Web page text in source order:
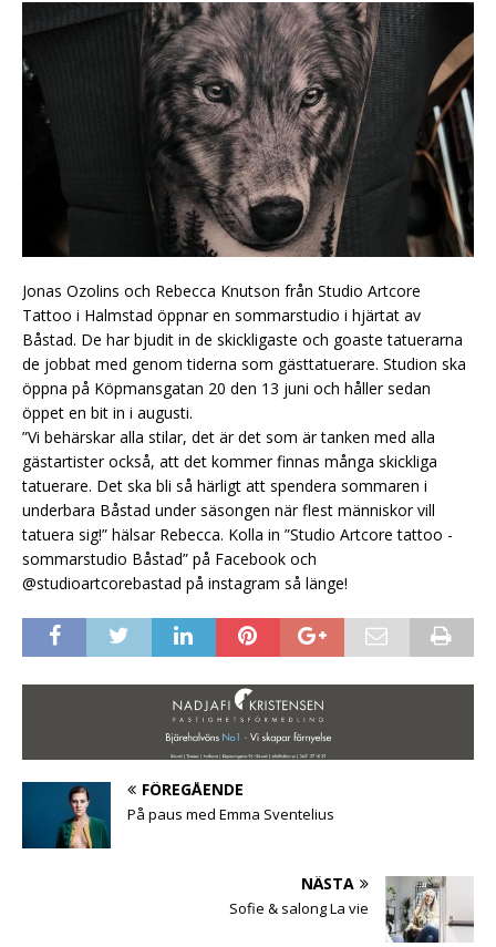
Jonas Ozolins och Rebecca Knutson från Studio Artcore
Tattoo i Halmstad öppnar en sommarstudio i hjärtat av
Båstad. De har bjudit in de skickligaste och goaste tatuerarna
de jobbat med genom tiderna som gästtatuerare. Studion ska
öppna på Köpmansgatan 20 den 13 juni och håller sedan
öppet en bit in i augusti.
”Vi behärskar alla stilar, det är det som är tanken med alla
gästartister också, att det kommer finnas många skickliga
tatuerare. Det ska bli så härligt att spendera sommaren i
underbara Båstad under säsongen när flest människor vill
tatuera sig!” hälsar Rebecca. Kolla in ”Studio Artcore tattoo -
sommarstudio Båstad” på Facebook och
@studioartcorebastad på instagram så länge!
FÖREGÅENDE
På paus med Emma Sventelius
NÄSTA
Sofie & salong La vie